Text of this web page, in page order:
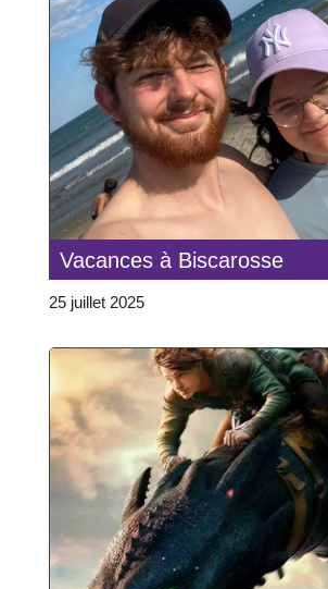
Vacances à Biscarosse
25 juillet 2025